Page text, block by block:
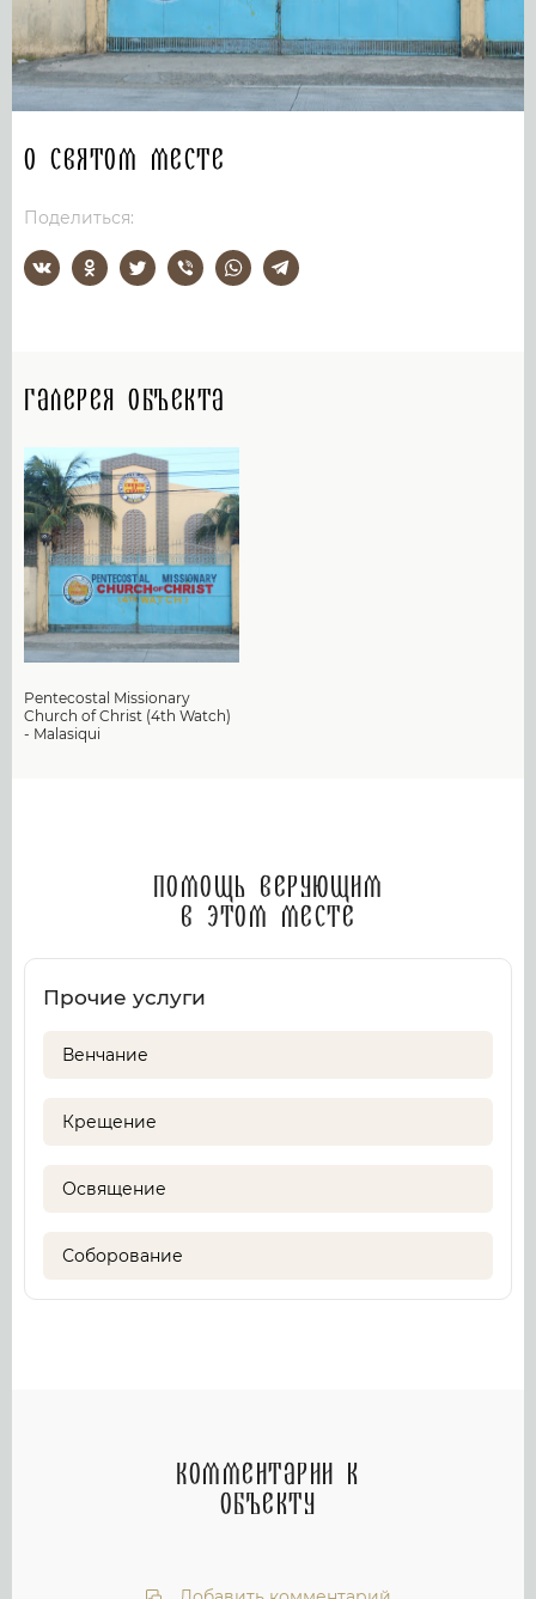
О святом месте
Поделиться:
Галерея объекта
Pentecostal Missionary
Church of Christ (4th Watch)
- Malasiqui
Помощь верующим
в этом месте
Прочие услуги
Венчание
Крещение
Освящение
Соборование
Комментарии к
объекту